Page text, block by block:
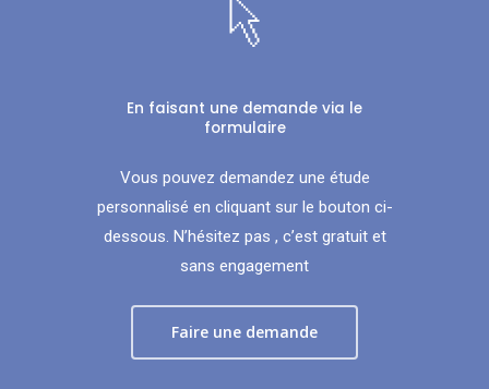
En faisant une demande via le
formulaire
Vous pouvez demandez une étude
personnalisé en cliquant sur le bouton ci-
dessous. N’hésitez pas , c’est gratuit et
sans engagement
Faire une demande